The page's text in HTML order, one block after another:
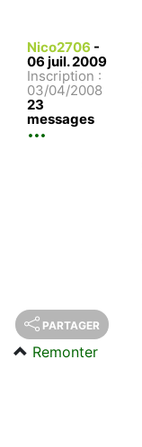
Nico2706 -
06 juil. 2009
Inscription :
03/04/2008
23
messages
PARTAGER
Remonter